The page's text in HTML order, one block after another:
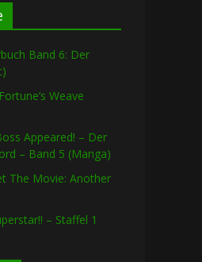
Band 6: Der
Weave
Appeared! – Der
– Band 5 (Manga)
The Movie: Another
– Staffel 1